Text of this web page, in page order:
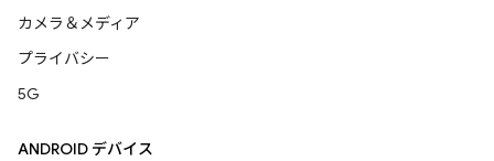
カメラ＆メディア
プライバシー
5G
ANDROID デバイス